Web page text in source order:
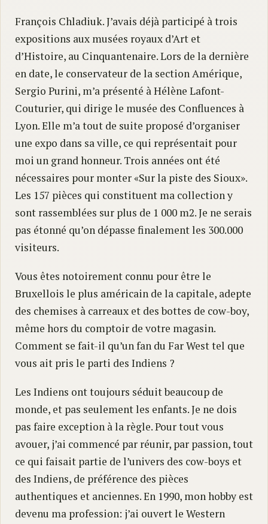
François Chladiuk. J’avais déjà participé à trois
expositions aux musées royaux d’Art et
d’Histoire, au Cinquantenaire. Lors de la dernière
en date, le conservateur de la section Amérique,
Sergio Purini, m’a présenté à Hélène Lafont-
Couturier, qui dirige le musée des Confluences à
Lyon. Elle m’a tout de suite proposé d’organiser
une expo dans sa ville, ce qui représentait pour
moi un grand honneur. Trois années ont été
nécessaires pour monter «Sur la piste des Sioux».
Les 157 pièces qui constituent ma collection y
sont rassemblées sur plus de 1 000 m2. Je ne serais
pas étonné qu’on dépasse finalement les 300.000
visiteurs.
Vous êtes notoirement connu pour être le
Bruxellois le plus américain de la capitale, adepte
des chemises à carreaux et des bottes de cow-boy,
même hors du comptoir de votre magasin.
Comment se fait-il qu’un fan du Far West tel que
vous ait pris le parti des Indiens ?
Les Indiens ont toujours séduit beaucoup de
monde, et pas seulement les enfants. Je ne dois
pas faire exception à la règle. Pour tout vous
avouer, j’ai commencé par réunir, par passion, tout
ce qui faisait partie de l’univers des cow-boys et
des Indiens, de préférence des pièces
authentiques et anciennes. En 1990, mon hobby est
devenu ma profession: j’ai ouvert le Western